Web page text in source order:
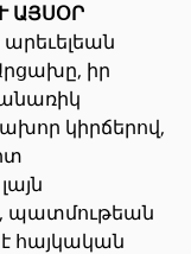
ԱՅՍՕՐ
իր
կիրճերով,
պատմութեան
հայկական